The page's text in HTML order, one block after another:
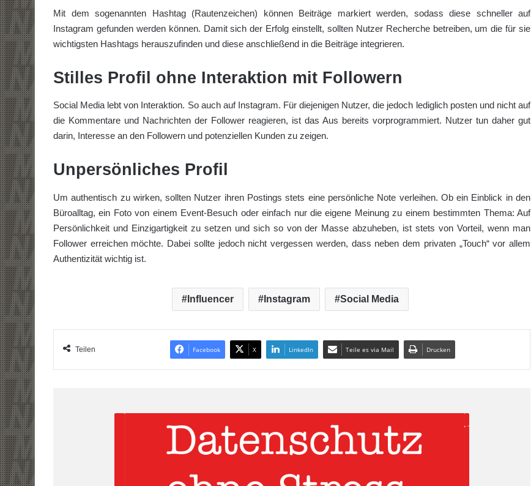
Mit dem sogenannten Hashtag (Rautenzeichen) können Beiträge markiert werden, sodass diese schneller auf
Instagram gefunden werden können. Damit sich der Erfolg einstellt, sollten Nutzer Recherche betreiben, um die für sie
wichtigsten Hashtags herauszufinden und diese anschließend in die Beiträge integrieren.
Stilles Profil ohne Interaktion mit Followern
Social Media lebt von Interaktion. So auch auf Instagram. Für diejenigen Nutzer, die jedoch lediglich posten und nicht auf
die Kommentare und Nachrichten der Follower reagieren, ist das Aus bereits vorprogrammiert. Nutzer tun daher gut
darin, Interesse an den Followern und potenziellen Kunden zu zeigen.
Unpersönliches Profil
Um authentisch zu wirken, sollten Nutzer ihren Postings stets eine persönliche Note verleihen. Ob ein Einblick in den
Büroalltag, ein Foto von einem Event-Besuch oder einfach nur die eigene Meinung zu einem bestimmten Thema: Auf
Persönlichkeit und Einzigartigkeit zu setzen und sich so von der Masse abzuheben, ist stets von Vorteil, wenn man
Follower erreichen möchte. Dabei sollte jedoch nicht vergessen werden, dass neben dem privaten „Touch“ vor allem
Authentizität wichtig ist.
Influencer Instagram Social Media
Teilen Facebook X LinkedIn Teile es via Mail Drucken